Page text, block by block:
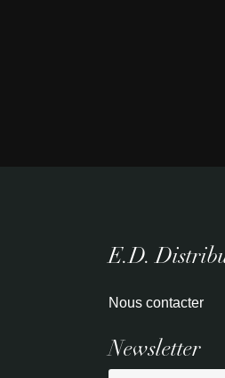
E.D.
Nous contacter
Newsletter